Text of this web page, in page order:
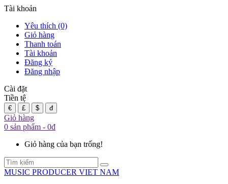
Tài khoản
Yêu thích (0)
Giỏ hàng
Thanh toán
Tài khoản
Đăng ký
Đăng nhập
Cài đặt
Tiền tệ
€ £ $ đ
Giỏ hàng
0 sản phẩm - 0đ
Giỏ hàng của bạn trống!
MUSIC PRODUCER VIET NAM